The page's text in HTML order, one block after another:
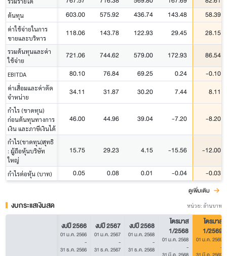
ต้นทุน 603.00 575.92 436.74 143.48 58.39
ค่าใช้จ่ายในการ
ขายและบริหาร
118.06 143.78 122.93 29.45 28.15
รวมต้นทุนและค่า
ใช้จ่าย
721.06 744.62 579.00 172.93 86.54
EBITDA 80.10 76.84 69.25 0.24 -0.10
ค่าเสื่อมและค่าตัด
จำหน่าย
34.11 31.87 30.20 7.44 8.11
กำไร (ขาดทุน)
ก่อนต้นทุนทางการ
เงิน และภาษีเงินได้
46.00 44.96 39.04 -7.20 -8.20
กำไร(ขาดทุน)สุทธิ
: ผู้ถือหุ้นบริษัท
ใหญ่
15.75 29.23 4.15 -15.56 -12.00
กำไรต่อหุ้น (บาท) 0.05 0.08 0.01 -0.04 -0.03
ดูเพิ่มเติม
งบกระแสเงินสด หน่วย: ล้านบาท
งบปี 2566
01 ม.ค. 2566
-
31 ธ.ค. 2566
งบปี 2567
01 ม.ค. 2567
-
31 ธ.ค. 2567
งบปี 2568
01 ม.ค. 2568
-
31 ธ.ค. 2568
ไตรมาส
1/2568
01 ม.ค. 2568
-
ไตรมาส
1/2569
01 ม.ค. 2569
-